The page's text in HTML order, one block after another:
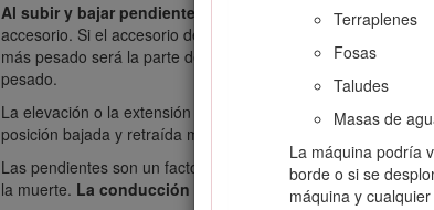
Terraplenes
Fosas
Taludes
Masas de
La máquina podría
borde o si se
máquina y
Al subir y bajar pendientes, hágalo con el extremo más
accesorio. Si el accesorio de carga está vacío, el extremo
más pesado será la parte delantera de la máquina. Con la
pesado.
La elevación o la extensión (si procede) de los brazos de
posición bajada y retraída mientras esté en pendientes.
Las pendientes son un factor de primera importancia
la muerte. La conducción de la máquina en cualquier